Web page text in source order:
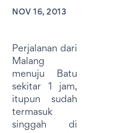
NOV 16, 2013
Perjalanan dari
Malang
menuju Batu
sekitar 1 jam,
itupun sudah
termasuk
singgah di